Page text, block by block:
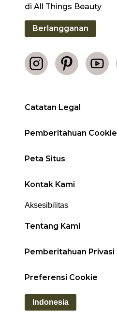
Catatan Legal
Pemberitahuan Cookie
Peta Situs
Kontak Kami
Aksesibilitas
Tentang Kami
Pemberitahuan Privasi
Preferensi Cookie
di All Things Beauty
Berlangganan
Indonesia